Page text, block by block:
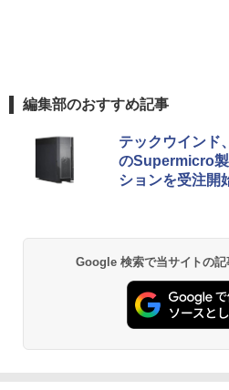
編集部のおすすめ記事
テックウインド
のSupermicro
ションを受注開
Google 検索で当サイトの